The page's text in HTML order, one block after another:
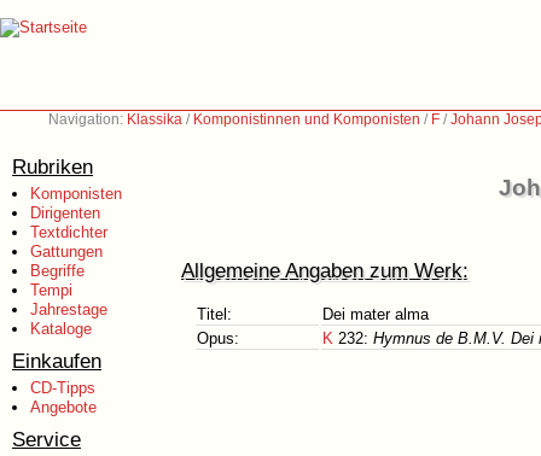
Navigation: Klassika / Komponistinnen und Komponisten / F /Johann
Rubriken
Komponisten
Dirigenten
Textdichter
Gattungen
Begriffe
Tempi
Jahrestage
Kataloge
Einkaufen
CD-Tipps
Angebote
Service
Allgemeine Angaben zum Werk:
Titel:
Dei mater alma
Opus:
K 232: Hymnus de B.M.V. Dei